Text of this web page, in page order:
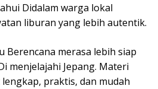
Didalam warga lokal
liburan yang lebih autentik.
Berencana merasa lebih siap
menjelajahi Jepang. Materi
praktis, dan mudah